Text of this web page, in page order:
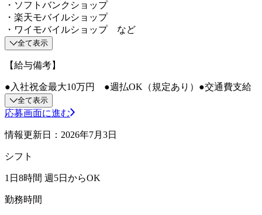
・ソフトバンクショップ
・楽天モバイルショップ
・ワイモバイルショップ など
全て表示
【給与備考】
●入社祝金最大10万円 ●週払OK（規定あり）●交通費支給
全て表示
応募画面に進む
情報更新日：2026年7月3日
シフト
1日8時間 週5日からOK
勤務時間